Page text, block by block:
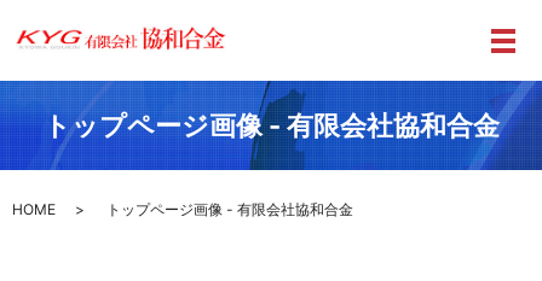
メ
トップページ画像 - 有限会社協和合金
HOME トップページ画像 - 有限会社協和合金